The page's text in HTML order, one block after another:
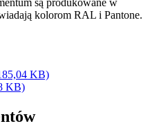
kolorom RAL i Pantone.
KB)
KB)